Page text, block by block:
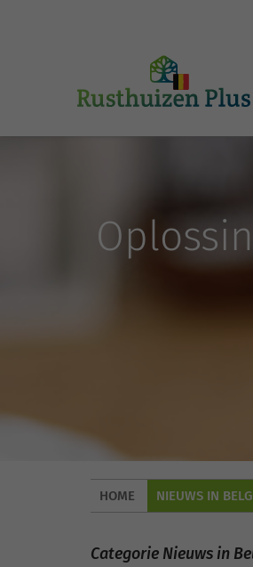
HOME NIEUWS IN
Categorie Nieuws in